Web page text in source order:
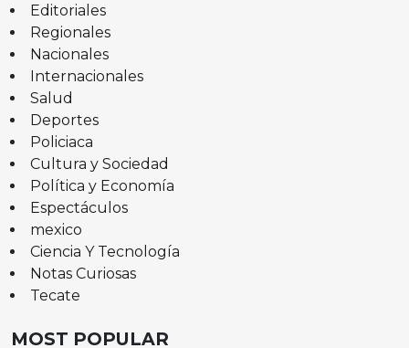
Editoriales
Regionales
Nacionales
Internacionales
Salud
Deportes
Policiaca
Cultura y Sociedad
Política y Economía
Espectáculos
mexico
Ciencia Y Tecnología
Notas Curiosas
Tecate
MOST POPULAR